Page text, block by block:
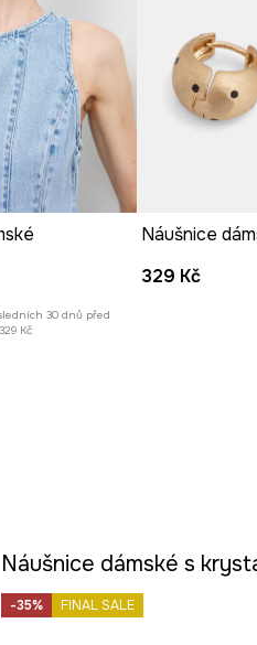
30 dnů před
329 Kč
Náušnice
329 Kč
Náušnice dámské s
-35% FINAL SALE